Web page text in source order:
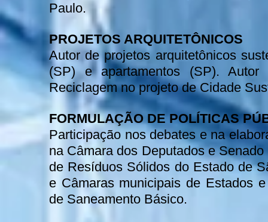
Paulo.
PROJETOS ARQUITETÔNICOS
Autor de projetos arquitetônicos
(SP) e apartamentos (SP).
Reciclagem no projeto de Cidade
FORMULAÇÃO DE POLÍTICAS
Participação nos debates e na
na Câmara dos Deputados e
de Resíduos Sólidos do Estado de
e Câmaras municipais de Estados
de Saneamento Básico.